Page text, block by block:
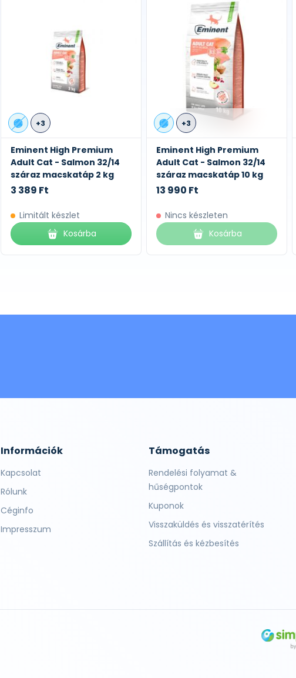
+3
Eminent High Premium
Adult Cat - Salmon 32/14
száraz macskatáp 2 kg
3 389 Ft
Limitált készlet
Kosárba
+3
Eminent High Premium
Adult Cat - Salmon 32/14
száraz macskatáp 10 kg
13 990 Ft
Nincs készleten
Kosárba
Információk
Kapcsolat
Rólunk
Céginfo
Impresszum
Támogatás
Rendelési folyamat &
hűségpontok
Kuponok
Visszaküldés és visszatérítés
Szállítás és kézbesítés